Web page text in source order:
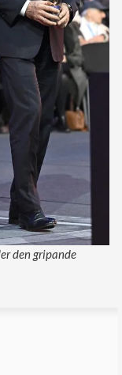
den gripande